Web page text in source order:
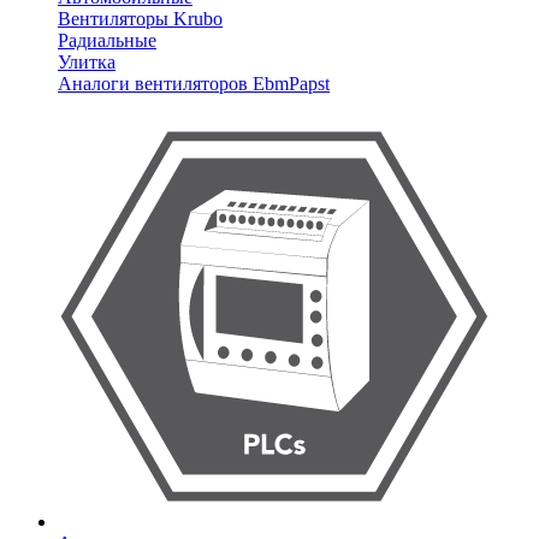
Вентиляторы Krubo
Радиальные
Улитка
Аналоги вентиляторов EbmPapst